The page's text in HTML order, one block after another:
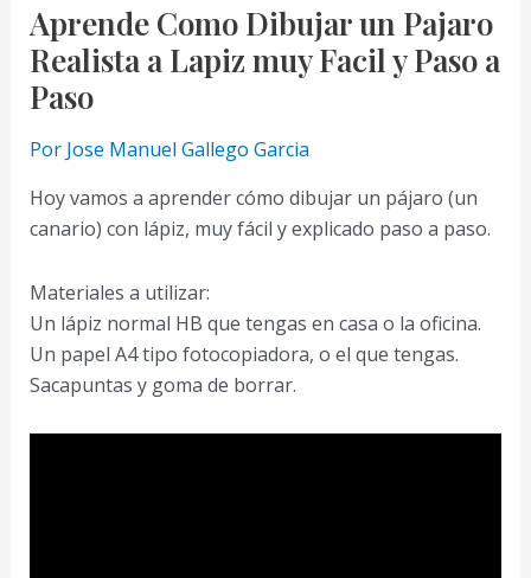
Aprende Como Dibujar un Pajaro
Realista a Lapiz muy Facil y Paso a
Paso
Por Jose Manuel Gallego Garcia
Hoy vamos a aprender cómo dibujar un pájaro (un
canario) con lápiz, muy fácil y explicado paso a paso.
Materiales a utilizar:
Un lápiz normal HB que tengas en casa o la oficina.
Un papel A4 tipo fotocopiadora, o el que tengas.
Sacapuntas y goma de borrar.